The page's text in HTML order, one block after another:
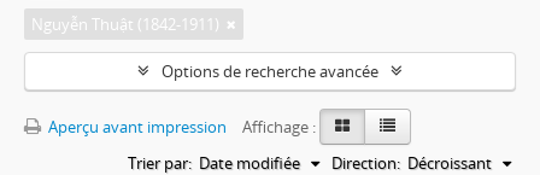
Nguyễn Thuật (1842-1911)
Options de recherche avancée
Aperçu avant impression
Affichage :
Trier par: Date modifiée Direction: Décroissant